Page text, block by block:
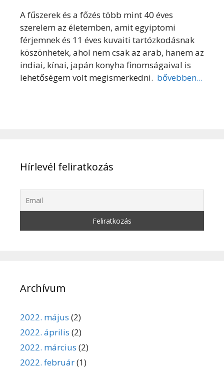
A fűszerek és a főzés több mint 40 éves
szerelem az életemben, amit egyiptomi
férjemnek és 11 éves kuvaiti tartózkodásnak
köszönhetek, ahol nem csak az arab, hanem az
indiai, kínai, japán konyha finomságaival is
lehetőségem volt megismerkedni. bővebben...
Hírlevél feliratkozás
Archívum
2022. május (2)
2022. április (2)
2022. március (2)
2022. február(1)